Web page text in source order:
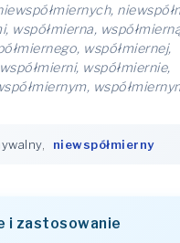
współmierna,
współmiernej,
współmiernie,
, niewspółmierny
i zastosowanie